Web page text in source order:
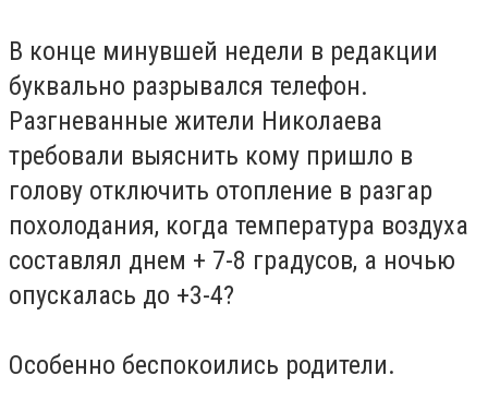
В конце минувшей недели в редакции
буквально разрывался телефон.
Разгневанные жители Николаева
требовали выяснить кому пришло в
голову отключить отопление в разгар
похолодания, когда температура воздуха
составлял днем + 7-8 градусов, а ночью
опускалась до +3-4?
Особенно беспокоились родители.